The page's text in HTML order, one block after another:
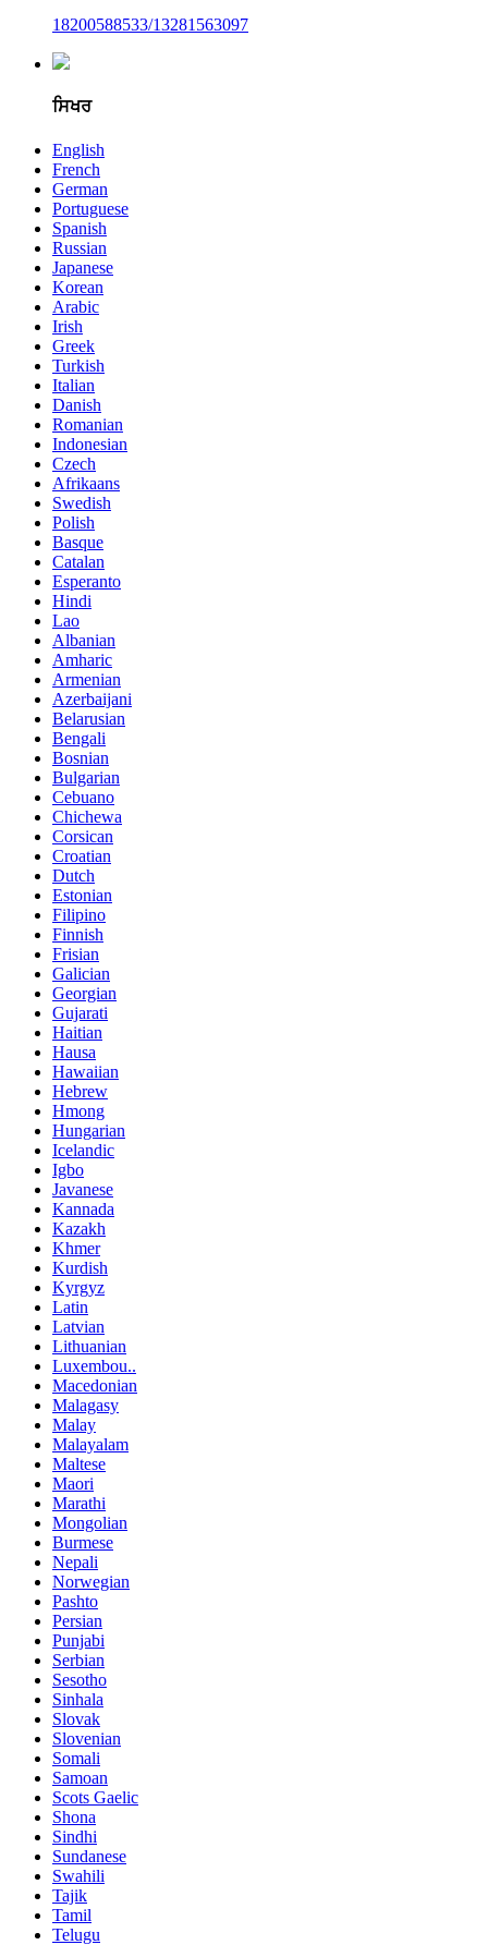
18200588533/13281563097
ਸਿਖਰ
English
French
German
Portuguese
Spanish
Russian
Japanese
Korean
Arabic
Irish
Greek
Turkish
Italian
Danish
Romanian
Indonesian
Czech
Afrikaans
Swedish
Polish
Basque
Catalan
Esperanto
Hindi
Lao
Albanian
Amharic
Armenian
Azerbaijani
Belarusian
Bengali
Bosnian
Bulgarian
Cebuano
Chichewa
Corsican
Croatian
Dutch
Estonian
Filipino
Finnish
Frisian
Galician
Georgian
Gujarati
Haitian
Hausa
Hawaiian
Hebrew
Hmong
Hungarian
Icelandic
Igbo
Javanese
Kannada
Kazakh
Khmer
Kurdish
Kyrgyz
Latin
Latvian
Lithuanian
Luxembou..
Macedonian
Malagasy
Malay
Malayalam
Maltese
Maori
Marathi
Mongolian
Burmese
Nepali
Norwegian
Pashto
Persian
Punjabi
Serbian
Sesotho
Sinhala
Slovak
Slovenian
Somali
Samoan
Scots Gaelic
Shona
Sindhi
Sundanese
Swahili
Tajik
Tamil
Telugu